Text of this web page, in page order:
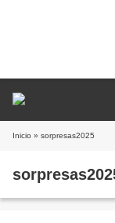
Inicio » sorpresas2025